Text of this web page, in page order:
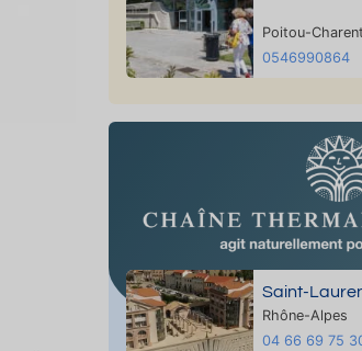
Poitou-
0546990864
Saint-
Rhône-Alpes
04 66 69 75